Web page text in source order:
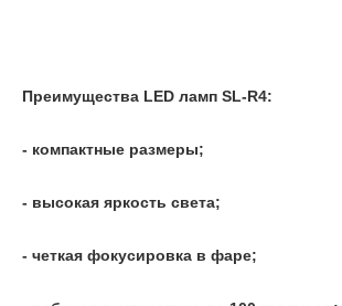
Преимущества LED ламп SL-R4:
- компактные размеры;
- высокая яркость света;
- четкая фокусировка в фаре;